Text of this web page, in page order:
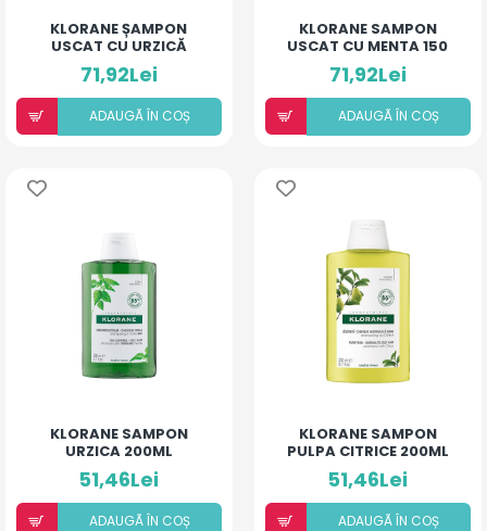
KLORANE ȘAMPON
USCAT CU URZICĂ
150ML
71,92Lei
ADAUGÃ ÎN COȘ
KLORANE SAMPON
USCAT CU MENTA 150
ML
71,92Lei
ADAUGÃ ÎN COȘ
KLORANE SAMPON
URZICA 200ML
51,46Lei
ADAUGÃ ÎN COȘ
KLORANE SAMPON
PULPA CITRICE 200ML
51,46Lei
ADAUGÃ ÎN COȘ